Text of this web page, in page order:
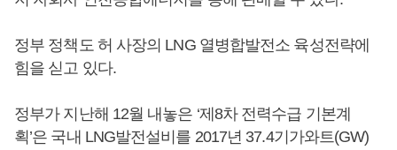
정부 정책도 허 사장의 LNG 열병합발전소 육성전략에
힘을 싣고 있다.
정부가 지난해 12월 내놓은 ‘제8차 전력수급 기본계
획’은 국내 LNG발전설비를 2017년 37.4기가와트(GW)